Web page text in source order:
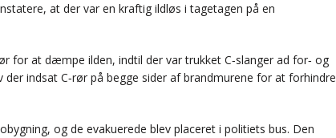
at der var en kraftig ildløs i tagetagen på en
for at dæmpe ilden, indtil der var trukket C‐slanger ad for‐ og
indsat C‐rør på begge sider af brandmurene for at forhindre
og de evakuerede blev placeret i politiets bus. Den